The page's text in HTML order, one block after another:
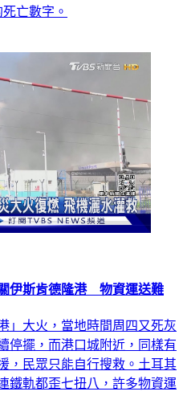
亡數字。
伊斯肯德隆港 物資運送難
」大火，當地時間周四又死灰
停擺，而港口城附近，同樣有
，民眾只能自行搜救。土耳其
鐵軌都歪七扭八，許多物資運